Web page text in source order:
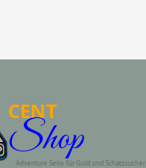
CENT
Shop
Adventure Seite für Gold und Schatzsucher